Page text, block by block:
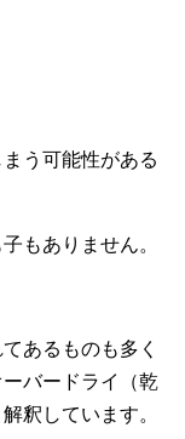
う可能性がある
もありません。
あるものも多く
バードライ（乾
釈しています。